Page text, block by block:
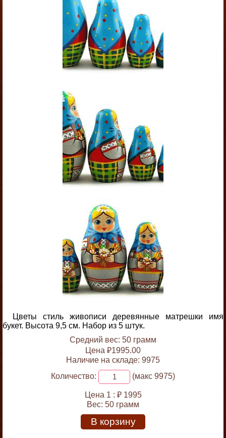
Цветы стиль живописи деревянные матрешки имя
букет. Высота 9,5 см. Набор из 5 штук.
Средний вес: 50 грамм
Цена ₽1995.00
Наличие на складе: 9975
Количество:
(макс 9975)
Цена 1 : ₽ 1995
Вес: 50 грамм
В корзину